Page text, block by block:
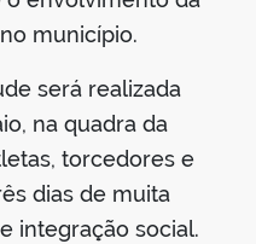
município.
será realizada
na quadra da
torcedores e
dias de muita
integração social.